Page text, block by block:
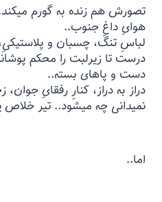
تصورش هم زنده به گورم
هوایِ داغِ جنوب..
لباسِ تنگ، چسبان و
درست تا زیرلبت را محکم
دست و پاهای بسته..
دراز به دراز، کنارِ رفقایِ
نمیدانی چه میشود.. تیر خلاص
اما..